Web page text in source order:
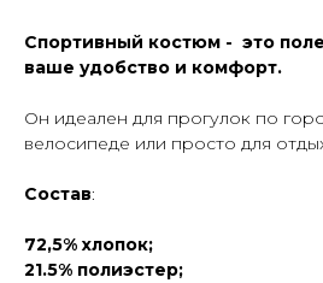
Спортивный костюм - это
ваше удобство и комфорт.
Он идеален для прогулок по
велосипеде или просто для
Состав:
72,5% хлопок;
21.5% полиэстер;